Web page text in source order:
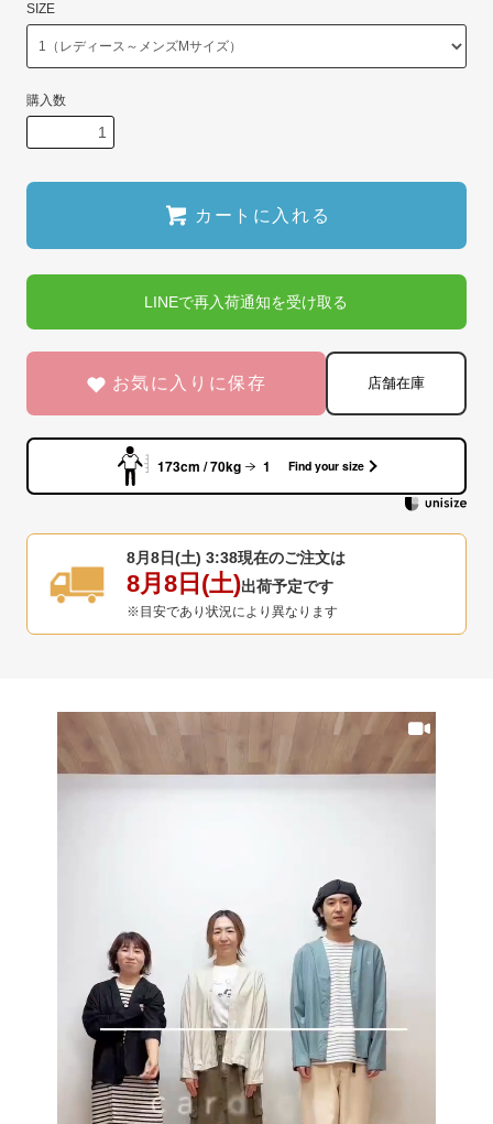
SIZE
購入数
カートに入れる
LINEで再入荷通知を受け取る
お気に入りに保存 店舗在庫
173cm / 70kg 1 Find your size
8月8日(土) 3:38現在のご注文は
8月8日(土)出荷予定です
※目安であり状況により異なります